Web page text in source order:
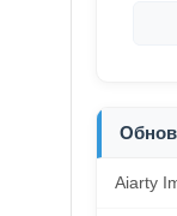
Aiarty